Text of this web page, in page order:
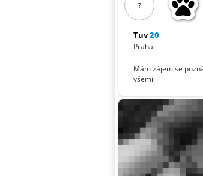
?
Tuv20
Praha
Mám zájem se
všemi